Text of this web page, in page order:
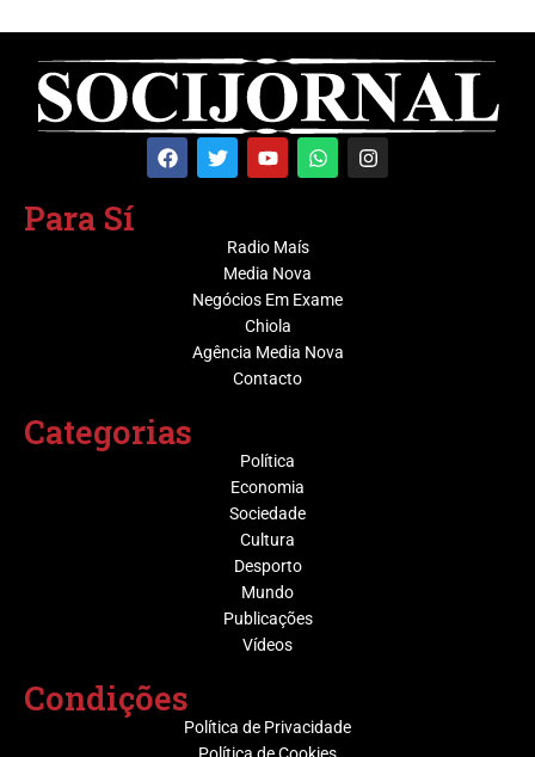
Para Sí
Radio Maís
Media Nova
Negócios Em Exame
Chiola
Agência Media Nova
Contacto
Categorias
Política
Economia
Sociedade
Cultura
Desporto
Mundo
Publicações
Vídeos
Condições
Política de Privacidade